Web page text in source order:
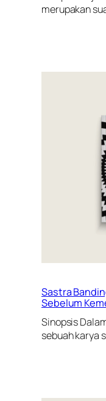
merupakan
Sastra
Sebelum
Sinopsis
sebuah karya